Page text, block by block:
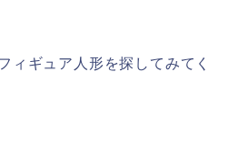
ィギュア人形を探してみてく